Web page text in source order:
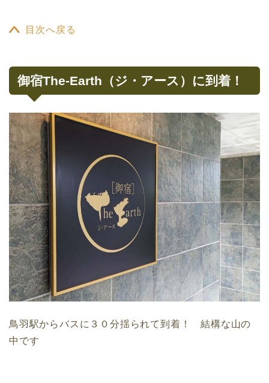
目次へ戻る
御宿The-Earth（ジ・アース）に到着！
鳥羽駅からバスに３０分揺られて到着！ 結構な山の
中です